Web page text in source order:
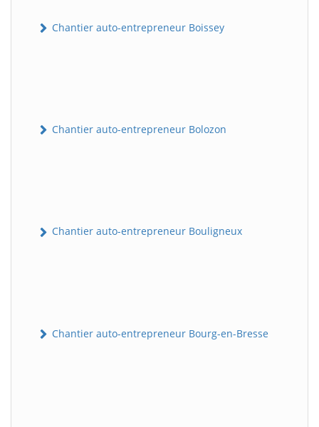
Chantier auto-entrepreneur Boissey
Chantier auto-entrepreneur Bolozon
Chantier auto-entrepreneur Bouligneux
Chantier auto-entrepreneur Bourg-en-Bresse